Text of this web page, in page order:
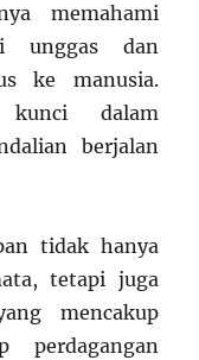
memahami
unggas dan
ke manusia.
dalam
berjalan
tidak hanya
tetapi juga
mencakup
perdagangan